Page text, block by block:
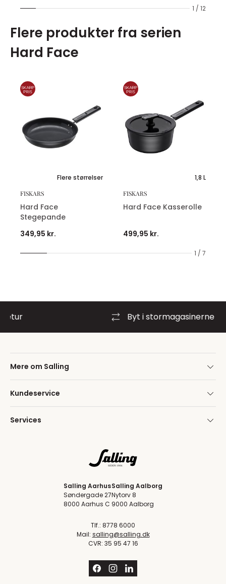
1 / 12
Flere produkter fra serien
Hard Face
1 / 7
Flere størrelser
FISKARS
Hard Face
Stegepande
349,95 kr.
1,8 L
FISKARS
Hard Face Kasserolle
499,95 kr.
Byt i stormagasinerne
Mere om Salling
Kundeservice
Services
Salling Aarhus
Søndergade 27
8000 Aarhus C
Salling Aalborg
Nytorv 8
9000 Aalborg
Tlf.: 8778 6000
Mail: salling@salling.dk
CVR: 35 95 47 16